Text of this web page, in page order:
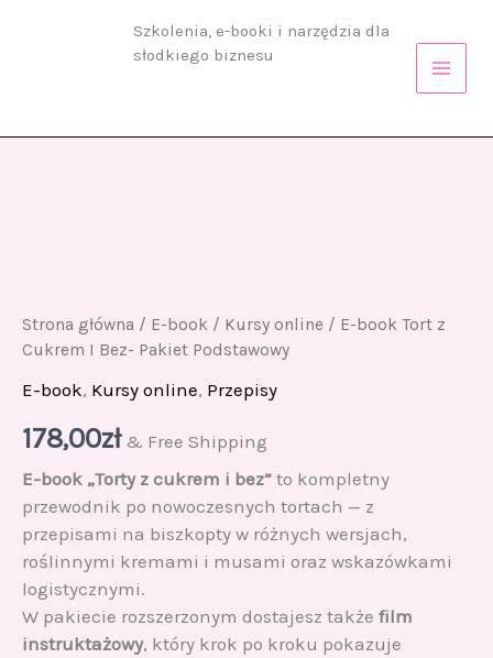
Szkolenia, e-booki i narzędzia dla
słodkiego biznesu
Strona główna / E-book / Kursy online / E-book Tort z
Cukrem I Bez- Pakiet Podstawowy
E-book, Kursy online, Przepisy
178,00zł & Free Shipping
E-book „Torty z cukrem i bez” to kompletny
przewodnik po nowoczesnych tortach — z
przepisami na biszkopty w różnych wersjach,
roślinnymi kremami i musami oraz wskazówkami
logistycznymi.
W pakiecie rozszerzonym dostajesz także film
instruktażowy, który krok po kroku pokazuje
Pakiet
Podstawowy
Podstawowy